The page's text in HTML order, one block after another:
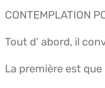
CONTEMPLATION
Tout d’ abord, il
La première est